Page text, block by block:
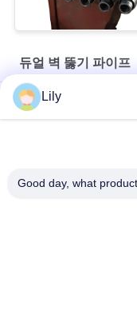
듀얼 벽 뚫기 파이프
고속 114mm 역순환 드
Lily
Good day, what